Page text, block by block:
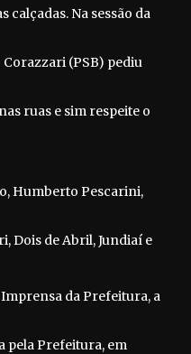
calçadas. Na sessão da
(PSB) pediu
ruas e sim respeite o
Humberto Pescarini,
Dois de Abril, Jundiaí e
da Prefeitura, a
pela Prefeitura, em